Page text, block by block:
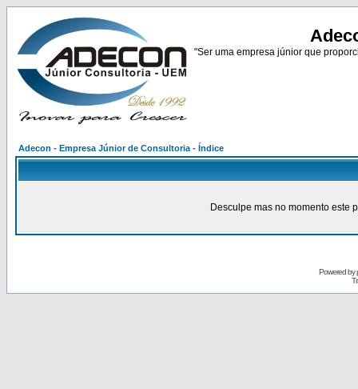
"Ser uma empresa júnior que
Adecon - Empresa Júnior de Consultoria - Índice
Desculpe mas no momento este
Powered by